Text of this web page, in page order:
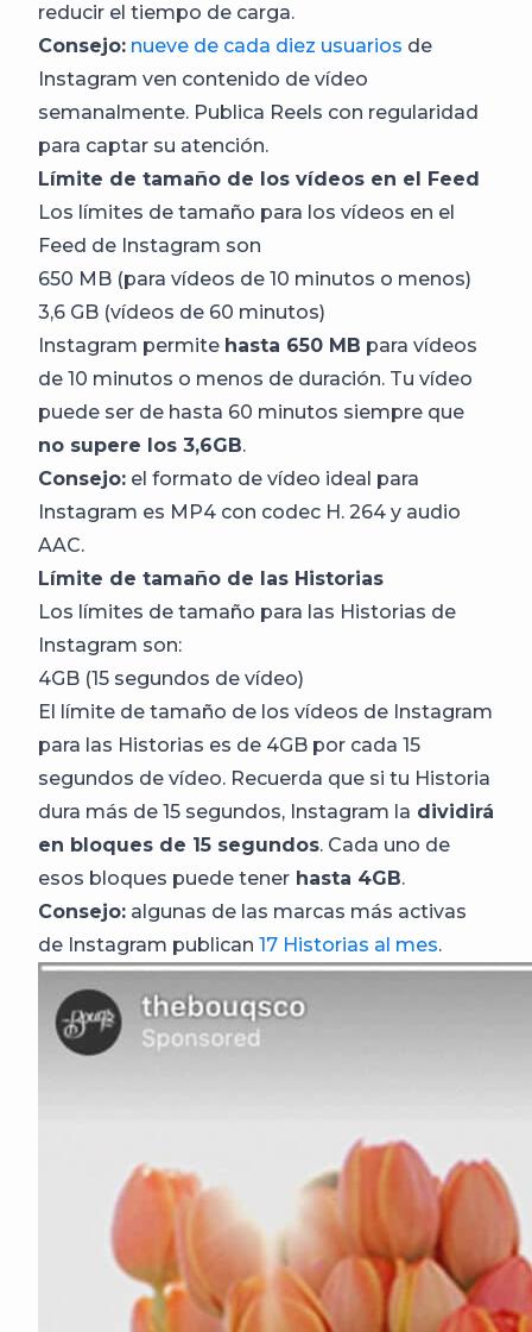
reducir el tiempo de carga.
Consejo: nueve de cada diez usuarios de
Instagram ven contenido de vídeo
semanalmente. Publica Reels con regularidad
para captar su atención.
Límite de tamaño de los vídeos en el Feed
Los límites de tamaño para los vídeos en el
Feed de Instagram son
650 MB (para vídeos de 10 minutos o menos)
3,6 GB (vídeos de 60 minutos)
Instagram permite hasta 650 MB para vídeos
de 10 minutos o menos de duración. Tu vídeo
puede ser de hasta 60 minutos siempre que
no supere los 3,6GB.
Consejo: el formato de vídeo ideal para
Instagram es MP4 con codec H. 264 y audio
AAC.
Límite de tamaño de las Historias
Los límites de tamaño para las Historias de
Instagram son:
4GB (15 segundos de vídeo)
El límite de tamaño de los vídeos de Instagram
para las Historias es de 4GB por cada 15
segundos de vídeo. Recuerda que si tu Historia
dura más de 15 segundos, Instagram la dividirá
en bloques de 15 segundos. Cada uno de
esos bloques puede tener hasta 4GB.
Consejo: algunas de las marcas más activas
de Instagram publican 17 Historias al mes.